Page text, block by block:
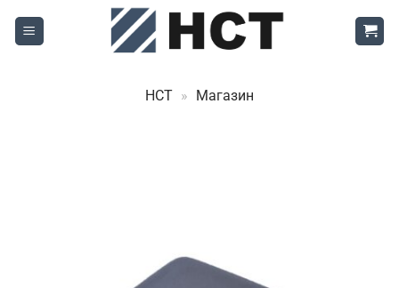
НСТ » Магазин